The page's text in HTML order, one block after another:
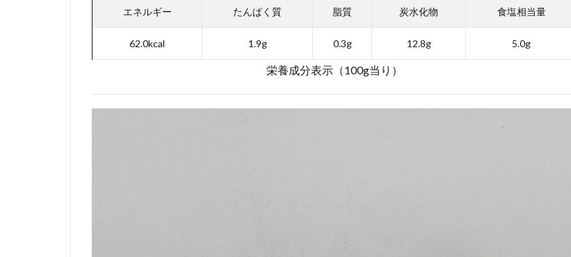
エネルギー たんぱく質 脂質 炭水化物 食塩相当量
62.0kcal 1.9g 0.3g 12.8g 5.0g
栄養成分表示（100g当り）